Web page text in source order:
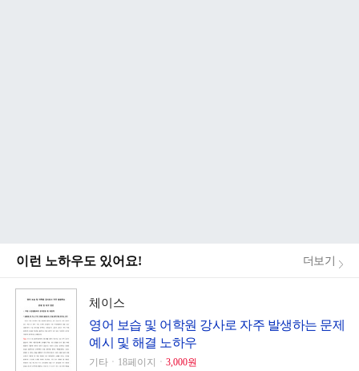
이런 노하우도 있어요! 더보기
체이스
영어 보습 및 어학원 강사로 자주 발생하는 문제
예시 및 해결 노하우
기타ㆍ18페이지ㆍ 3,000원